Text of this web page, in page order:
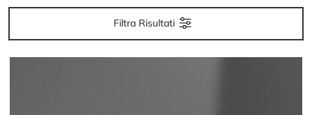
Filtra Risultati